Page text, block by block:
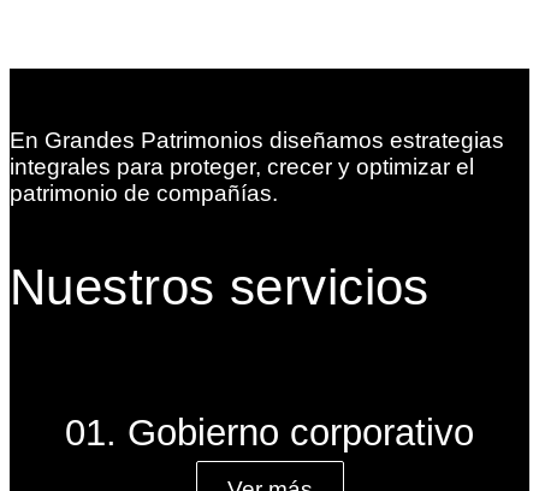
En Grandes Patrimonios diseñamos estrategias
integrales para proteger, crecer y optimizar el
patrimonio de compañías.
Nuestros servicios
01. Gobierno corporativo